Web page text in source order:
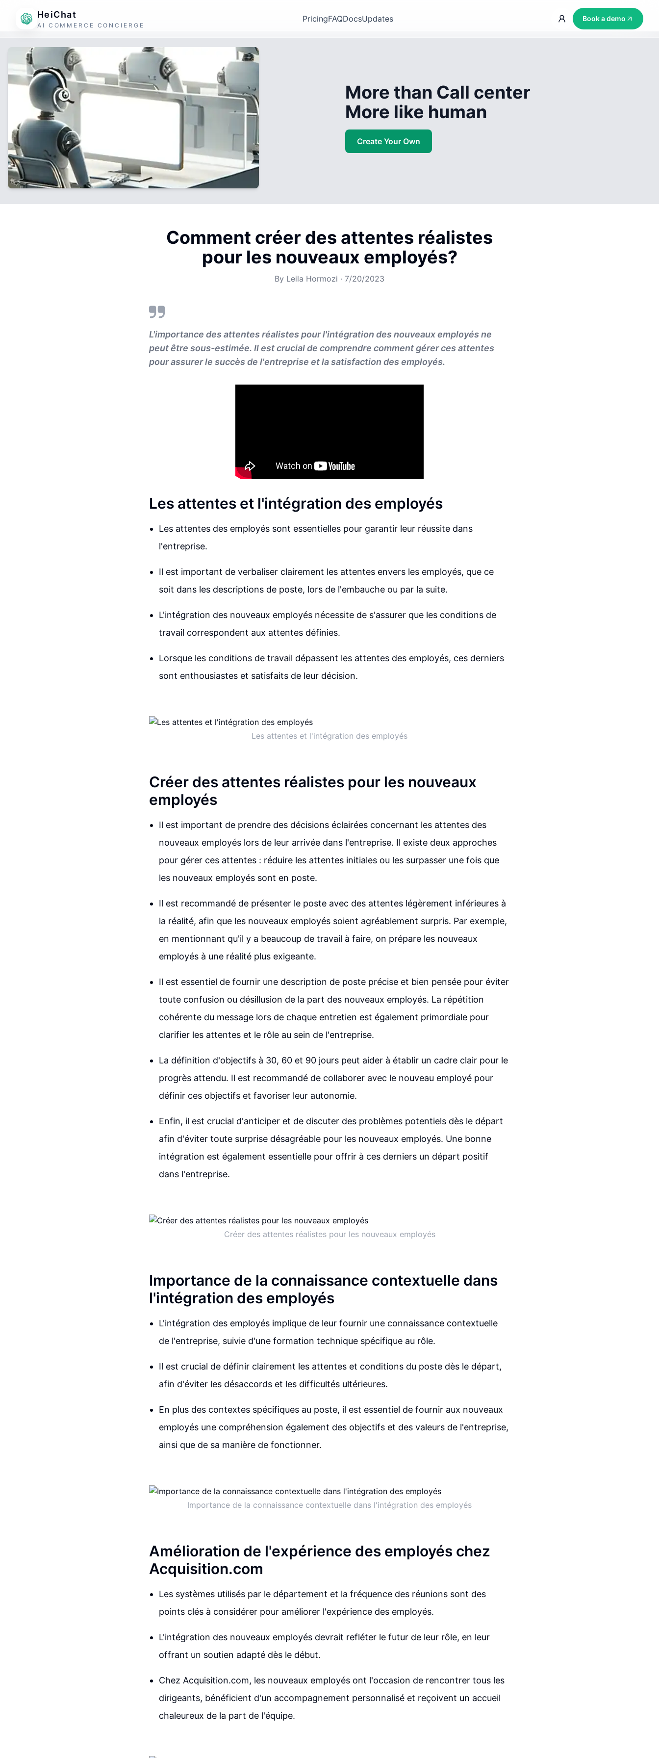
HeiChat
AI COMMERCE CONCIERGE
PricingFAQDocsUpdates Book a demo
More than Call center
More like human
Create Your Own
Comment créer des attentes réalistes
pour les nouveaux employés?
By Leila Hormozi · 7/20/2023
L'importance des attentes réalistes pour l'intégration des nouveaux employés ne
peut être sous-estimée. Il est crucial de comprendre comment gérer ces attentes
pour assurer le succès de l'entreprise et la satisfaction des employés.
Les attentes et l'intégration des employés
Les attentes des employés sont essentielles pour garantir leur réussite dans
l'entreprise.
Il est important de verbaliser clairement les attentes envers les employés, que ce
soit dans les descriptions de poste, lors de l'embauche ou par la suite.
L'intégration des nouveaux employés nécessite de s'assurer que les conditions de
travail correspondent aux attentes définies.
Lorsque les conditions de travail dépassent les attentes des employés, ces derniers
sont enthousiastes et satisfaits de leur décision.
Les attentes et l'intégration des employés
Créer des attentes réalistes pour les nouveaux
employés
Il est important de prendre des décisions éclairées concernant les attentes des
nouveaux employés lors de leur arrivée dans l'entreprise. Il existe deux approches
pour gérer ces attentes : réduire les attentes initiales ou les surpasser une fois que
les nouveaux employés sont en poste.
Il est recommandé de présenter le poste avec des attentes légèrement inférieures à
la réalité, afin que les nouveaux employés soient agréablement surpris. Par exemple,
en mentionnant qu'il y a beaucoup de travail à faire, on prépare les nouveaux
employés à une réalité plus exigeante.
Il est essentiel de fournir une description de poste précise et bien pensée pour éviter
toute confusion ou désillusion de la part des nouveaux employés. La répétition
cohérente du message lors de chaque entretien est également primordiale pour
clarifier les attentes et le rôle au sein de l'entreprise.
La définition d'objectifs à 30, 60 et 90 jours peut aider à établir un cadre clair pour le
progrès attendu. Il est recommandé de collaborer avec le nouveau employé pour
définir ces objectifs et favoriser leur autonomie.
Enfin, il est crucial d'anticiper et de discuter des problèmes potentiels dès le départ
afin d'éviter toute surprise désagréable pour les nouveaux employés. Une bonne
intégration est également essentielle pour offrir à ces derniers un départ positif
dans l'entreprise.
Créer des attentes réalistes pour les nouveaux employés
Importance de la connaissance contextuelle dans
l'intégration des employés
L'intégration des employés implique de leur fournir une connaissance contextuelle
de l'entreprise, suivie d'une formation technique spécifique au rôle.
Il est crucial de définir clairement les attentes et conditions du poste dès le départ,
afin d'éviter les désaccords et les difficultés ultérieures.
En plus des contextes spécifiques au poste, il est essentiel de fournir aux nouveaux
employés une compréhension également des objectifs et des valeurs de l'entreprise,
ainsi que de sa manière de fonctionner.
Importance de la connaissance contextuelle dans l'intégration des employés
Amélioration de l'expérience des employés chez
Acquisition.com
Les systèmes utilisés par le département et la fréquence des réunions sont des
points clés à considérer pour améliorer l'expérience des employés.
L'intégration des nouveaux employés devrait refléter le futur de leur rôle, en leur
offrant un soutien adapté dès le début.
Chez Acquisition.com, les nouveaux employés ont l'occasion de rencontrer tous les
dirigeants, bénéficient d'un accompagnement personnalisé et reçoivent un accueil
chaleureux de la part de l'équipe.